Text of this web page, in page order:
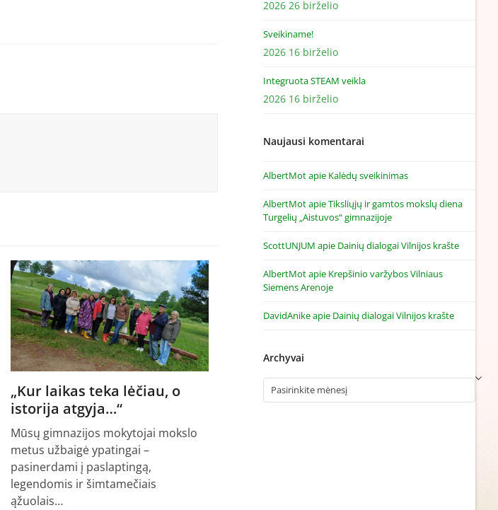
„Kur laikas teka lėčiau, o
istorija atgyja…“
Mūsų gimnazijos mokytojai mokslo
metus užbaigė ypatingai –
pasinerdami į paslaptingą,
legendomis ir šimtamečiais
ąžuolais…
2026 26 birželio
Sveikiname!
2026 16 birželio
Integruota STEAM veikla
2026 16 birželio
Naujausi komentarai
AlbertMotapie Kalėdų sveikinimas
AlbertMotapieTiksliųjų ir gamtos mokslų diena
Turgelių „Aistuvos“ gimnazijoje
ScottUNJUM apie Dainių dialogai Vilnijos krašte
AlbertMotapie Krepšinio varžybos Vilniaus
Siemens Arenoje
DavidAnikeapie Dainių dialogai Vilnijos krašte
Archyvai
Archyvai